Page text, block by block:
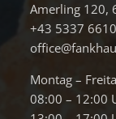
Amerling 120,
+43 5337
Montag –
08:00 – 12:00